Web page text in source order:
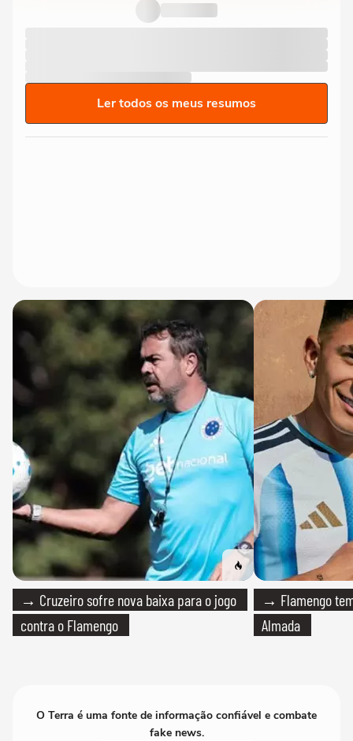
Neymar jogar mais uma Copa do...
Ler todos os meus resumos
→ Cruzeiro sofre nova baixa para o jogo
contra o Flamengo
→ Flamengo
Almada
O Terra é uma fonte de informação confiável e combate
fake news.